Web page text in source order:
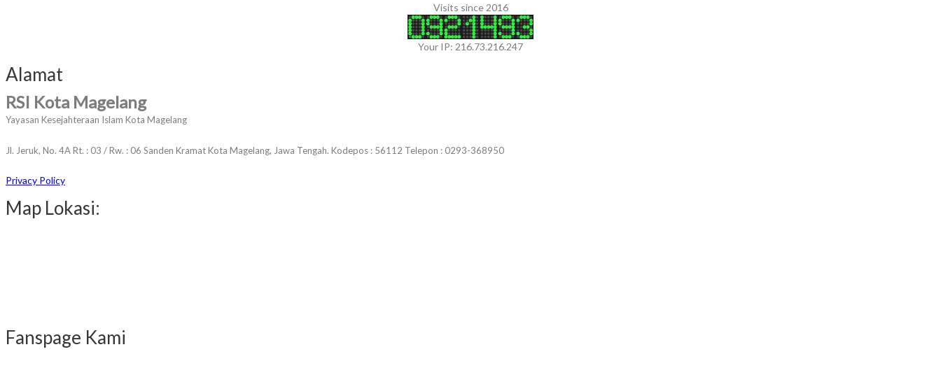
Visits since 2016
Your IP: 216.73.216.247
Alamat
RSI Kota Magelang
Yayasan Kesejahteraan Islam Kota Magelang
Jl. Jeruk, No. 4A Rt. : 03 / Rw. : 06 Sanden Kramat Kota Magelang, Jawa Tengah. Kodepos : 56112 Telepon : 0293-368950
Privacy Policy
Map Lokasi:
Fanspage Kami